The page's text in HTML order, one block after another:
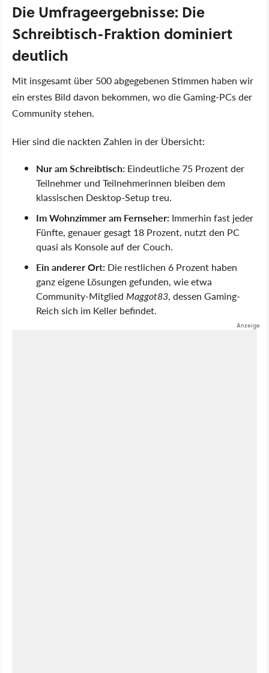
Die Umfrageergebnisse: Die
Schreibtisch-Fraktion dominiert
deutlich
Mit insgesamt über 500 abgegebenen Stimmen haben wir
ein erstes Bild davon bekommen, wo die Gaming-PCs der
Community stehen.
Hier sind die nackten Zahlen in der Übersicht:
Nur am Schreibtisch: Eindeutliche 75 Prozent der
Teilnehmer und Teilnehmerinnen bleiben dem
klassischen Desktop-Setup treu.
Im Wohnzimmer am Fernseher: Immerhin fast jeder
Fünfte, genauer gesagt 18 Prozent, nutzt den PC
quasi als Konsole auf der Couch.
Ein anderer Ort: Die restlichen 6 Prozent haben
ganz eigene Lösungen gefunden, wie etwa
Community-Mitglied Maggot83, dessen Gaming-
Reich sich im Keller befindet.